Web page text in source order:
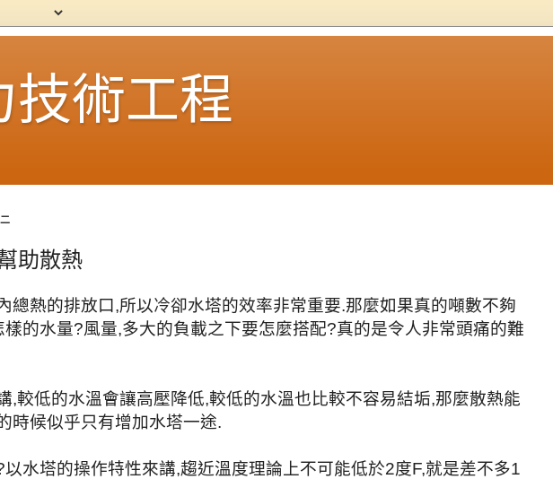
技術工程
助散熱
總熱的排放口,所以冷卻水塔的效率非常重要.那麼如果真的噸數不夠
樣的水量?風量,多大的負載之下要怎麼搭配?真的是令人非常頭痛的難
,較低的水溫會讓高壓降低,較低的水溫也比較不容易結垢,那麼散熱能
時候似乎只有增加水塔一途.
以水塔的操作特性來講,趨近溫度理論上不可能低於2度F,就是差不多1